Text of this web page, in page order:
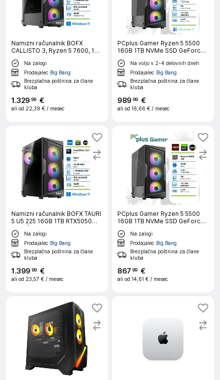
Namizni računalnik BOFX
CALLISTO 3, Ryzen 5 7600, 16
GB RAM, 1 TB SSD, RTX5050,
W11H|Gaming
Na zalogi
Prodajalec Big Bang
Brezplačna poštnina za člane
kluba
1 .329 99 €
ali od 22,39 € / mesec
PCplus Gamer Ryzen 5 5500
16GB 1TB NVMe SSD GeForce
RTX 3050 6GB Windows 11
gaming namizni računalnik
Na voljo v 2-4 delovnih dneh
Prodajalec Big Bang
Brezplačna poštnina za člane
kluba
989 99 €
ali od 16,66 € / mesec
Namizni računalnik BOFX TAURI
5 U5 225 16GB 1TB RTX5050
W11H|Gaming
Na zalogi
Prodajalec Big Bang
Brezplačna poštnina za člane
kluba
1 .399 99 €
ali od 23,57 € / mesec
PCplus Gamer Ryzen 5 5500
16GB 1TB NVMe SSD GeForce
RTX 3050 6GB gaming namizni
računalnik
Na zalogi
Prodajalec Big Bang
Brezplačna poštnina za člane
kluba
867 99 €
ali od 14,61 € / mesec